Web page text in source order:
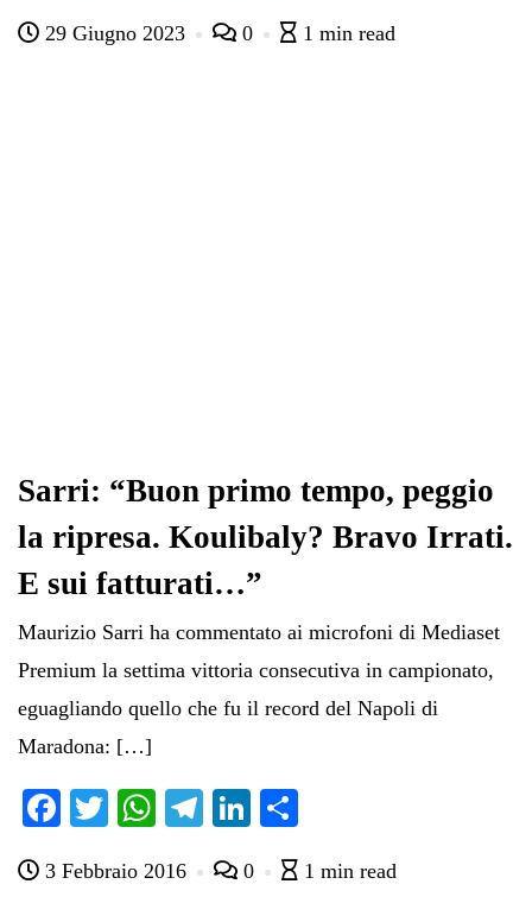
bo tte ts
gr ed di
29 Giugno 2023 0 1 min read
Sarri: “Buon primo tempo, peggio
la ripresa. Koulibaly? Bravo Irrati.
E sui fatturati…”
Maurizio Sarri ha commentato ai microfoni di Mediaset
Premium la settima vittoria consecutiva in campionato,
eguagliando quello che fu il record del Napoli di
Maradona: […]
Fa
bo
T
tte
W
ts
Te
gr
Li
ed di
3 Febbraio 2016 0 1 min read